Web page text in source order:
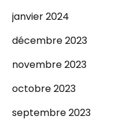
janvier 2024
décembre 2023
novembre 2023
octobre 2023
septembre 2023